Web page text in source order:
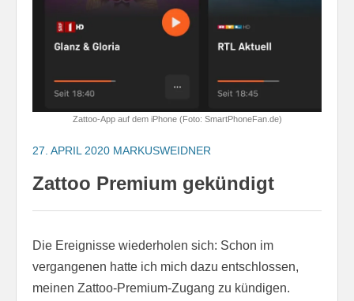
Zattoo-App auf dem iPhone (Foto: SmartPhoneFan.de)
27. APRIL 2020 MARKUSWEIDNER
Zattoo Premium gekündigt
Die Ereignisse wiederholen sich: Schon im
vergangenen hatte ich mich dazu entschlossen,
meinen Zattoo-Premium-Zugang zu kündigen.